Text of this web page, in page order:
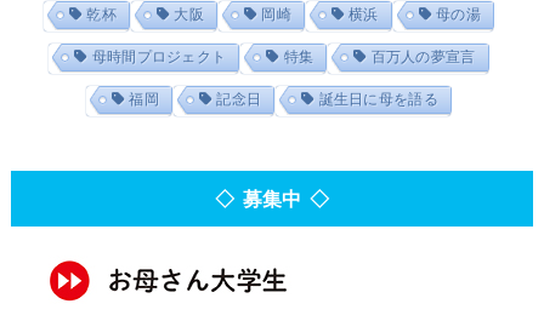
乾杯 大阪 岡崎 横浜 母の湯
母時間プロジェクト 特集 百万人の夢宣言
福岡 記念日 誕生日に母を語る
◇ 募集中 ◇